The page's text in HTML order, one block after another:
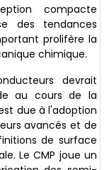
compacte
des tendances
prolifère la
chimique.
devrait
au cours de la
due à l'adoption
avancés et de
de surface
Le CMP joue un